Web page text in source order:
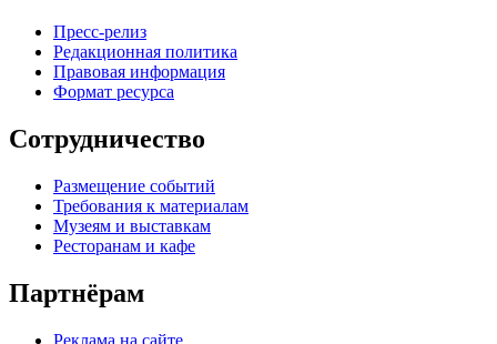
Пресс-релиз
Редакционная политика
Правовая информация
Формат ресурса
Сотрудничество
Размещение событий
Требования к материалам
Музеям и выставкам
Ресторанам и кафе
Партнёрам
Реклама на сайте